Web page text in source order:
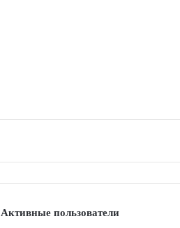
Активные пользователи